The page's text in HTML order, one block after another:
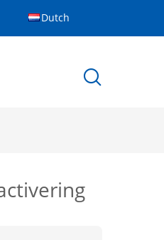
Dutch